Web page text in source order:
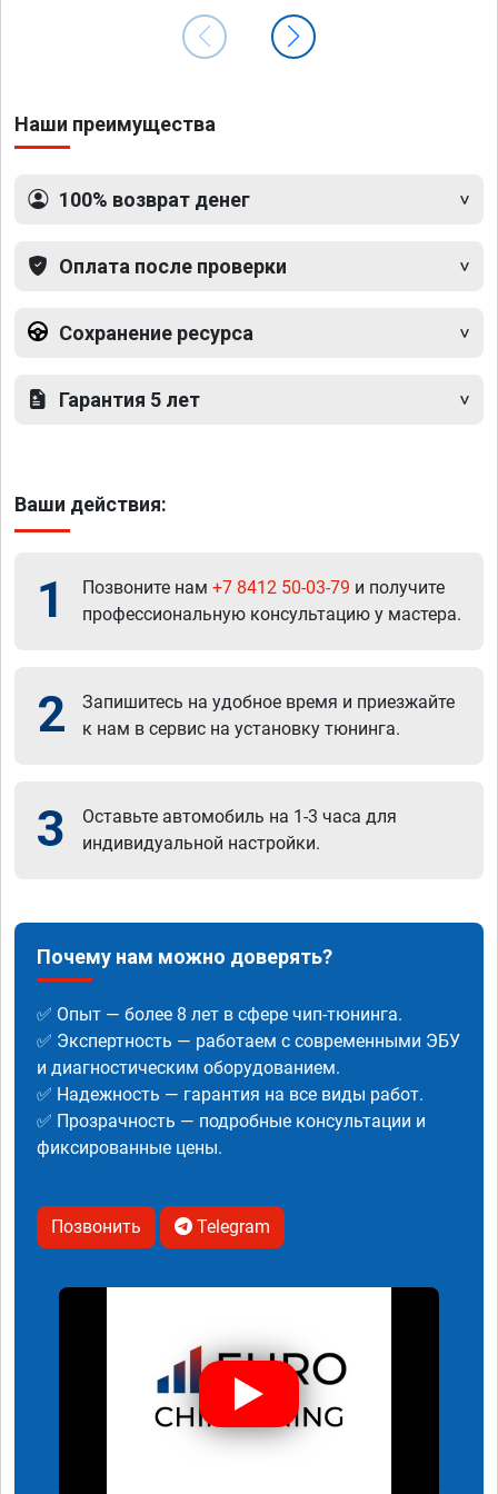
Наши преимущества
100% возврат денег
Оплата после проверки
Сохранение ресурса
Гарантия 5 лет
Ваши действия:
1 Позвоните нам +7 8412 50-03-79 и получите
профессиональную консультацию у мастера.
2
Запишитесь на удобное время и приезжайте
к нам в сервис на установку тюнинга.
3
Оставьте автомобиль на 1-3 часа для
индивидуальной настройки.
Почему нам можно доверять?
✅ Опыт — более 8 лет в сфере чип-тюнинга.
✅ Экспертность — работаем с современными ЭБУ
и диагностическим оборудованием.
✅ Надежность — гарантия на все виды работ.
✅ Прозрачность — подробные консультации и
фиксированные цены.
Позвонить Telegram